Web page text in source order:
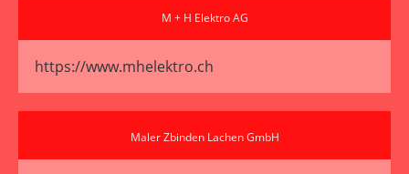
M + H Elektro AG
https://www.mhelektro.ch
Maler Zbinden Lachen GmbH